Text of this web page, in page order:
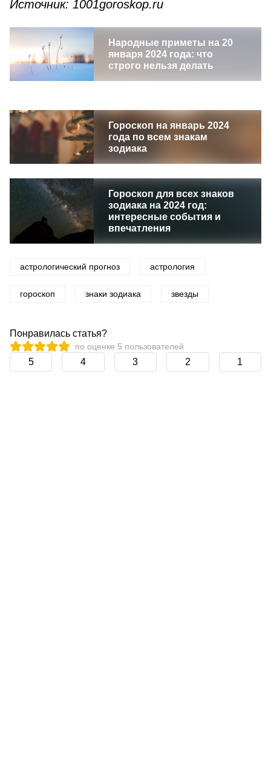
Источник: 1001goroskop.ru
Народные приметы на 20
января 2024 года: что
строго нельзя делать
Гороскоп на январь 2024
года по всем знакам
зодиака
Гороскоп для всех знаков
зодиака на 2024 год:
интересные события и
впечатления
астрологический прогноз астрология
гороскоп знаки зодиака звезды
Понравилась статья?
по оценке 5 пользователей
5 4 3 2 1